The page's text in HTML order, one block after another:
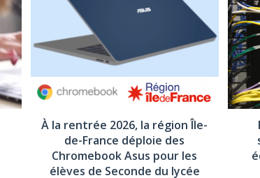
À la rentrée 2026, la région Île-
de-France déploie des
Chromebook Asus pour les
élèves de Seconde du lycée